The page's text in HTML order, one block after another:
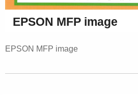
EPSON MFP image
EPSON MFP image